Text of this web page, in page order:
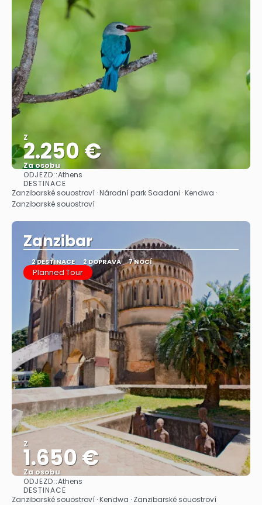
Z
2.250 €
Za osobu
ODJEZD::Athens
DESTINACE
Zanzibarské souostroví · Národní park Saadani · Kendwa ·
Zanzibarské souostroví
Zanzibar
2 DESTINACE 2 DOPRAVA 7 NOCÍ
Planned Tour
Z
1.650 €
Za osobu
ODJEZD::Athens
DESTINACE
Zanzibarské souostroví · Kendwa · Zanzibarské souostroví